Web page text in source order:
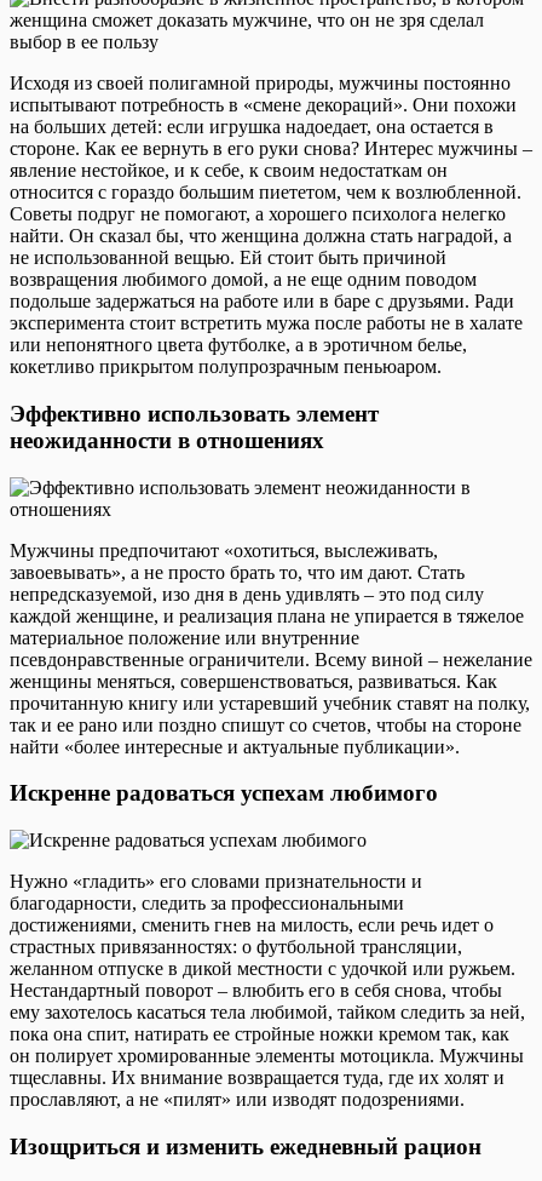
Исходя из своей полигамной природы, мужчины постоянно
испытывают потребность в «смене декораций». Они похожи
на больших детей: если игрушка надоедает, она остается в
стороне. Как ее вернуть в его руки снова? Интерес мужчины –
явление нестойкое, и к себе, к своим недостаткам он
относится с гораздо большим пиететом, чем к возлюбленной.
Советы подруг не помогают, а хорошего психолога нелегко
найти. Он сказал бы, что женщина должна стать наградой, а
не использованной вещью. Ей стоит быть причиной
возвращения любимого домой, а не еще одним поводом
подольше задержаться на работе или в баре с друзьями. Ради
эксперимента стоит встретить мужа после работы не в халате
или непонятного цвета футболке, а в эротичном белье,
кокетливо прикрытом полупрозрачным пеньюаром.
Эффективно использовать элемент
неожиданности в отношениях
Мужчины предпочитают «охотиться, выслеживать,
завоевывать», а не просто брать то, что им дают. Стать
непредсказуемой, изо дня в день удивлять – это под силу
каждой женщине, и реализация плана не упирается в тяжелое
материальное положение или внутренние
псевдонравственные ограничители. Всему виной – нежелание
женщины меняться, совершенствоваться, развиваться. Как
прочитанную книгу или устаревший учебник ставят на полку,
так и ее рано или поздно спишут со счетов, чтобы на стороне
найти «более интересные и актуальные публикации».
Искренне радоваться успехам любимого
Нужно «гладить» его словами признательности и
благодарности, следить за профессиональными
достижениями, сменить гнев на милость, если речь идет о
страстных привязанностях: о футбольной трансляции,
желанном отпуске в дикой местности с удочкой или ружьем.
Нестандартный поворот – влюбить его в себя снова, чтобы
ему захотелось касаться тела любимой, тайком следить за ней,
пока она спит, натирать ее стройные ножки кремом так, как
он полирует хромированные элементы мотоцикла. Мужчины
тщеславны. Их внимание возвращается туда, где их холят и
прославляют, а не «пилят» или изводят подозрениями.
Изощриться и изменить ежедневный рацион